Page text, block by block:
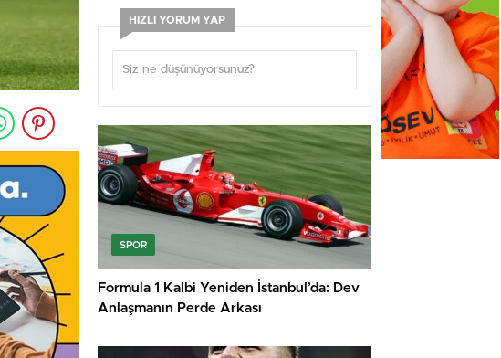
HIZLI YORUM YAP
SPOR
Formula 1 Kalbi Yeniden İstanbul’da: Dev
Anlaşmanın Perde Arkası